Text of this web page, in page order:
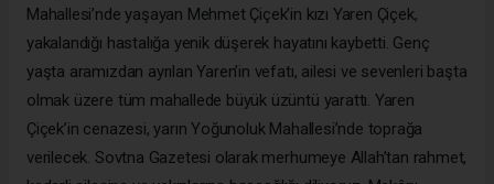
Mahallesi’nde yaşayan Mehmet Çiçek’in kızı Yaren Çiçek,
yakalandığı hastalığa yenik düşerek hayatını kaybetti. Genç
yaşta aramızdan ayrılan Yaren’in vefatı, ailesi ve sevenleri başta
olmak üzere tüm mahallede büyük üzüntü yarattı. Yaren
Çiçek’in cenazesi, yarın Yoğunoluk Mahallesi’nde toprağa
verilecek. Sovtna Gazetesi olarak merhumeye Allah’tan rahmet,